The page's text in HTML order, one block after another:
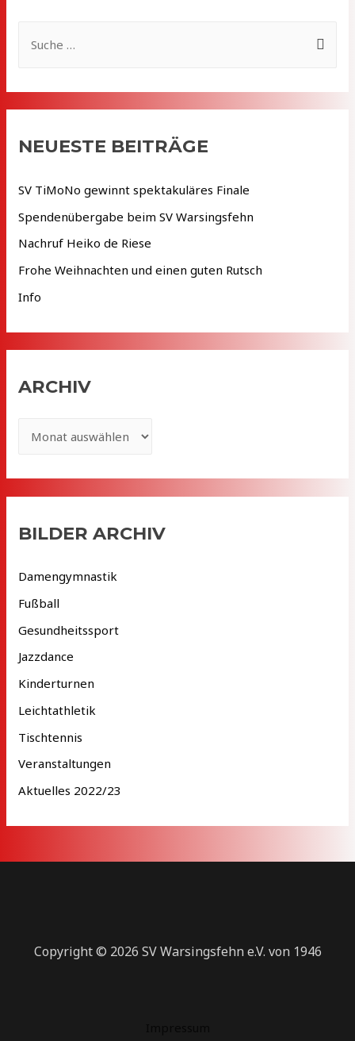
n
a
c
h
:
NEUESTE BEITRÄGE
SV TiMoNo gewinnt spektakuläres Finale
Spendenübergabe beim SV Warsingsfehn
Nachruf Heiko de Riese
Frohe Weihnachten und einen guten Rutsch
Info
ARCHIV
c
h
iBILDER ARCHIV
Damengymnastik
Fußball
Gesundheitssport
Jazzdance
Kinderturnen
Leichtathletik
Tischtennis
Veranstaltungen
Aktuelles 2022/23
Copyright © 2026 SV Warsingsfehn e.V. von 1946